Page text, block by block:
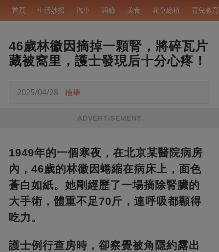
首頁 生活妙招 汽車 語錄 美食 花草綠植 育兒教育
46歲林徽因摘掉一顆腎，將碎瓦片
藏被窩里，護士發現后十分心疼！
2025/04/28 檢舉
ADVERTISEMENT
1949年的一個寒夜，在北京某醫院病房
內，46歲的林徽因蜷縮在病床上，面色
蒼白如紙。她剛經歷了一場摘除腎臟的
大手術，體重不足70斤，連呼吸都顯得
吃力。
護士例行查房時，卻察覺被角隱約露出